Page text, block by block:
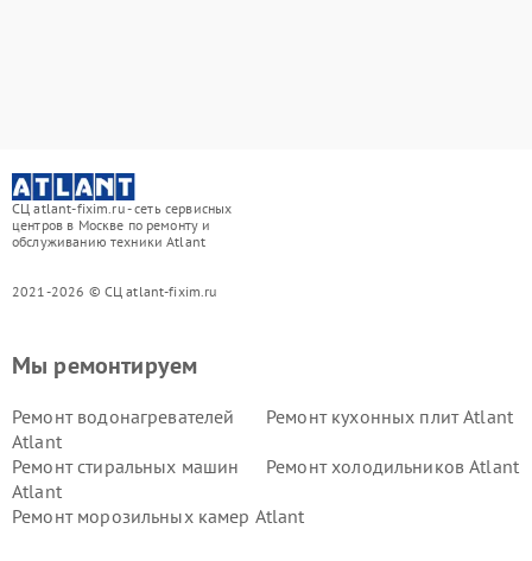
СЦ atlant-fixim.ru - сеть сервисных
центров в Москве по ремонту и
обслуживанию техники Atlant
2021-2026 © СЦ atlant-fixim.ru
Мы ремонтируем
Ремонт водонагревателей
Atlant
Ремонт кухонных плит Atlant
Ремонт стиральных машин
Atlant
Ремонт холодильников Atlant
Ремонт морозильных камер Atlant